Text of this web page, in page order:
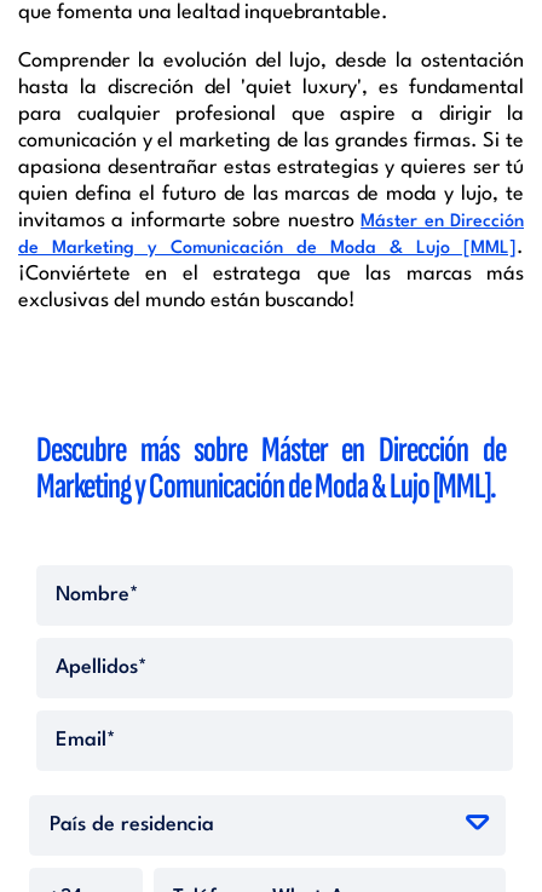
que fomenta una lealtad inquebrantable.
Comprender la evolución del lujo, desde la ostentación
hasta la discreción del 'quiet luxury', es fundamental
para cualquier profesional que aspire a dirigir la
comunicación y el marketing de las grandes firmas. Si te
apasiona desentrañar estas estrategias y quieres ser tú
quien defina el futuro de las marcas de moda y lujo, te
invitamos a informarte sobre nuestroMáster en Dirección
de Marketing y Comunicación de Moda & Lujo [MML] .
¡Conviértete en el estratega que las marcas más
exclusivas del mundo están buscando!
Descubre más sobre Máster en Dirección de
Marketing y Comunicación de Moda & Lujo [MML].